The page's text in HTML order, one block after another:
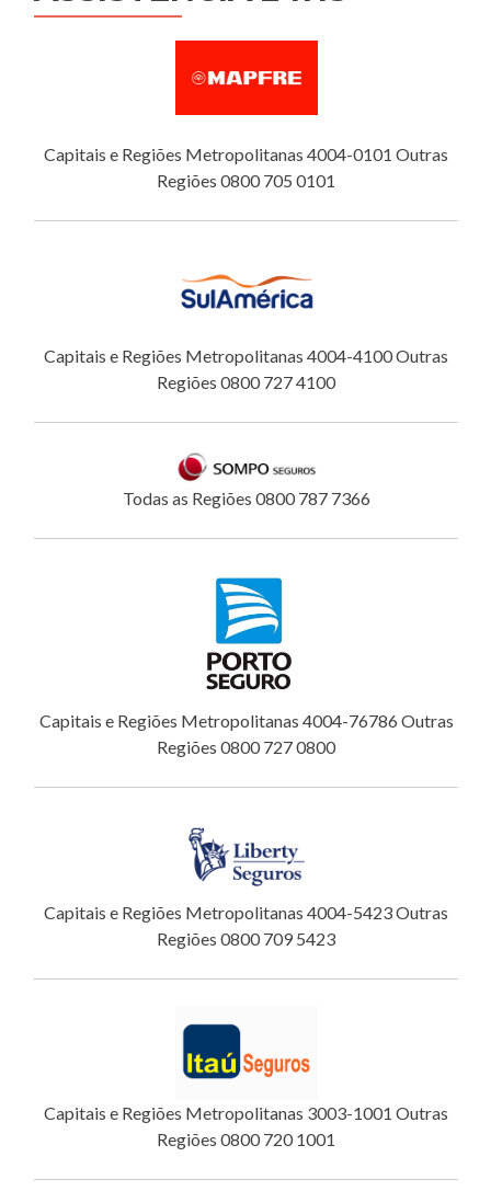
Capitais e Regiões Metropolitanas 4004-0101 Outras
Regiões 0800 705 0101
Capitais e Regiões Metropolitanas 4004-4100 Outras
Regiões 0800 727 4100
Todas as Regiões 0800 787 7366
Capitais e Regiões Metropolitanas 4004-76786 Outras
Regiões 0800 727 0800
Capitais e Regiões Metropolitanas 4004-5423 Outras
Regiões 0800 709 5423
Capitais e Regiões Metropolitanas 3003-1001 Outras
Regiões 0800 720 1001